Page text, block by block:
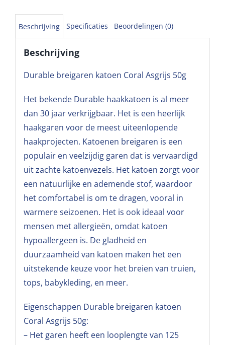
Beschrijving Specificaties Beoordelingen (0)
Beschrijving
Durable breigaren katoen Coral Asgrijs 50g
Het bekende Durable haakkatoen is al meer
dan 30 jaar verkrijgbaar. Het is een heerlijk
haakgaren voor de meest uiteenlopende
haakprojecten. Katoenen breigaren is een
populair en veelzijdig garen dat is vervaardigd
uit zachte katoenvezels. Het katoen zorgt voor
een natuurlijke en ademende stof, waardoor
het comfortabel is om te dragen, vooral in
warmere seizoenen. Het is ook ideaal voor
mensen met allergieën, omdat katoen
hypoallergeen is. De gladheid en
duurzaamheid van katoen maken het een
uitstekende keuze voor het breien van truien,
tops, babykleding, en meer.
Eigenschappen Durable breigaren katoen
Coral Asgrijs 50g:
– Het garen heeft een looplengte van 125